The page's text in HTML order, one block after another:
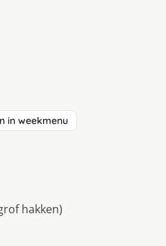
in weekmenu
hakken)